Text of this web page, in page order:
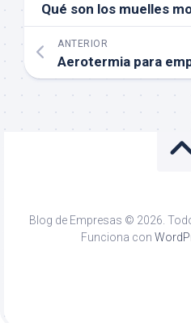
Qué son los muelles
ANTERIOR
Blog de Empresas © 2026.
Funciona con